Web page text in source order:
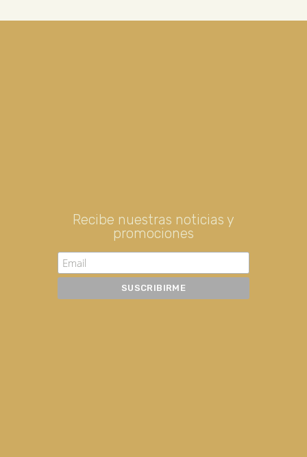
Recibe nuestras noticias y
promociones